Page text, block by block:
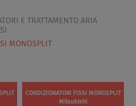
E TRATTAMENTO ARIA
MONOSPLIT
CONDIZIONATORI FISSI MONOSPLIT
Mitsubishi